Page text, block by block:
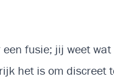
fusie; jij weet
het is om discreet